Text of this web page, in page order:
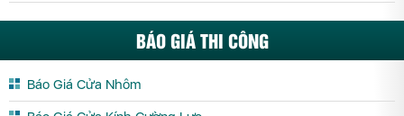
BÁO GIÁ THI CÔNG
Báo Giá Cửa Nhôm